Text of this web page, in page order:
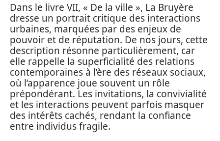
Dans le livre VII, « De la ville », La Bruyère
dresse un portrait critique des interactions
urbaines, marquées par des enjeux de
pouvoir et de réputation. De nos jours, cette
description résonne particulièrement, car
elle rappelle la superficialité des relations
contemporaines à l’ère des réseaux sociaux,
où l’apparence joue souvent un rôle
prépondérant. Les invitations, la convivialité
et les interactions peuvent parfois masquer
des intérêts cachés, rendant la confiance
entre individus fragile.